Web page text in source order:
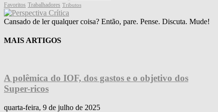
Favoritos Trabalhadores Tributos
Cansado de ler qualquer coisa? Então, pare. Pense. Discuta. Mude!
MAIS ARTIGOS
A polêmica do IOF, dos gastos e o objetivo dos
Super-ricos
quarta-feira, 9 de julho de 2025